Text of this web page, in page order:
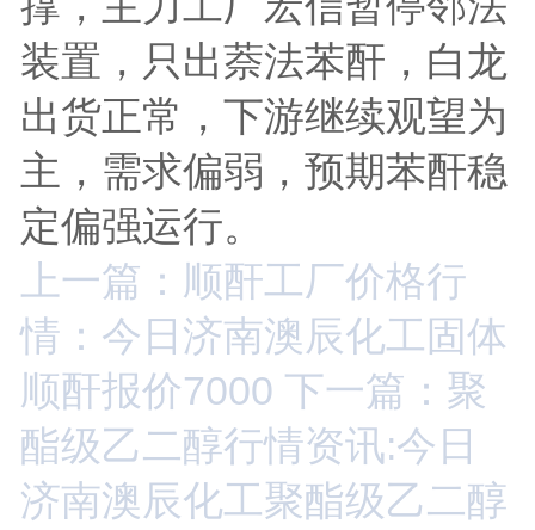
装置，只出萘法苯酐，白龙
出货正常，下游继续观望为
主，需求偏弱，预期苯酐稳
定偏强运行。
上一篇：顺酐工厂价格行
情：今日济南澳辰化工固体
顺酐报价7000 下一篇：聚
酯级乙二醇行情资讯:今日
济南澳辰化工聚酯级乙二醇